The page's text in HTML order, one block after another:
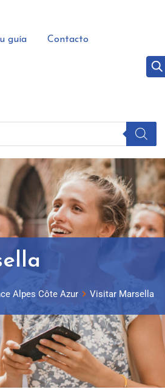
guía Contacto
Alpes Côte Azur Visitar Marsella